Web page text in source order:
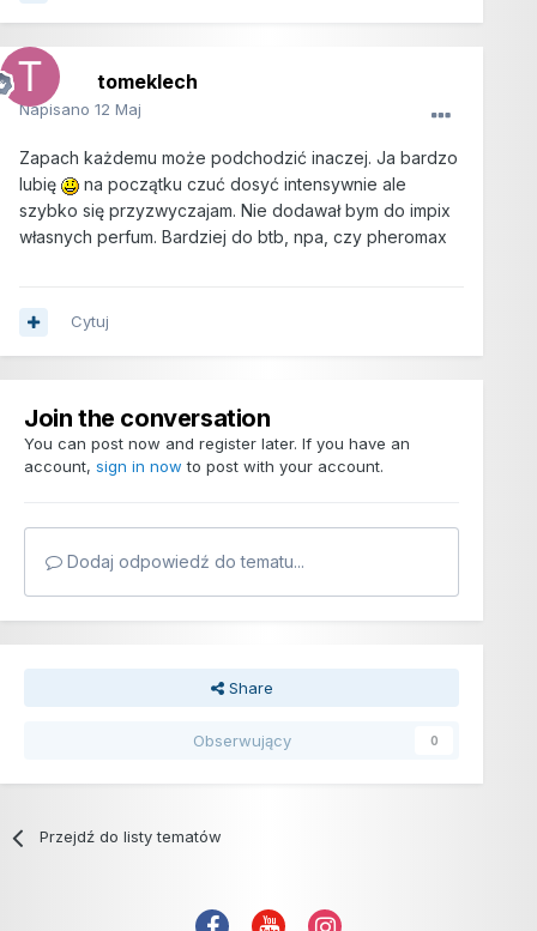
tomeklech
Napisano 12 Maj
Zapach każdemu może podchodzić inaczej. Ja bardzo
lubię
na początku czuć dosyć intensywnie ale
szybko się przyzwyczajam. Nie dodawał bym do impix
własnych perfum. Bardziej do btb, npa, czy pheromax
Cytuj
Join the conversation
You can post now and register later. If you have an
account, sign in now to post with your account.
Dodaj odpowiedź do tematu...
Share
Obserwujący 0
Przejdź do listy tematów